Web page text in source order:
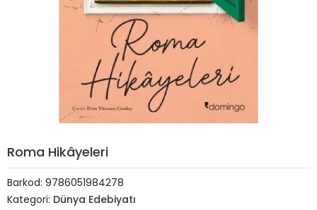
Roma Hikâyeleri
Barkod: 9786051984278
Kategori: Dünya Edebiyatı